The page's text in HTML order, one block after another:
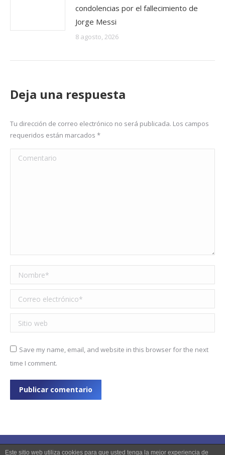
condolencias por el fallecimiento de
Jorge Messi
8 agosto, 2026
Deja una respuesta
Tu dirección de correo electrónico no será publicada. Los campos
requeridos están marcados *
Comentario
Nombre *
Correo electrónico *
Sitio web
Save my name, email, and website in this browser for the next
time I comment.
Publicar comentario
Este sitio web utiliza cookies para que usted tenga la mejor experiencia de